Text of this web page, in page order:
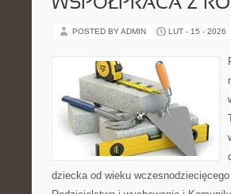
WSPÓŁPRACA Z
POSTED BY ADMIN LUT - 15 - 2026
dziecka od wieku